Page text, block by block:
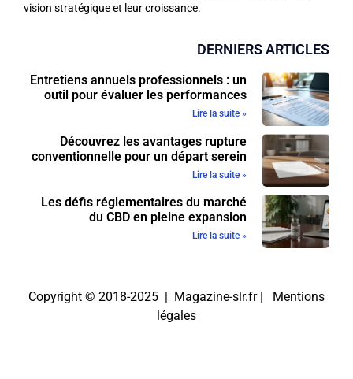
vision stratégique et leur croissance.
DERNIERS ARTICLES
Entretiens annuels professionnels : un
outil pour évaluer les performances
Lire la suite »
Découvrez les avantages rupture
conventionnelle pour un départ serein
Lire la suite »
Les défis réglementaires du marché
du CBD en pleine expansion
Lire la suite »
Copyright © 2018-2025 | Magazine-slr.fr | Mentions
légales